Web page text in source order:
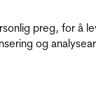
preg, for å
og